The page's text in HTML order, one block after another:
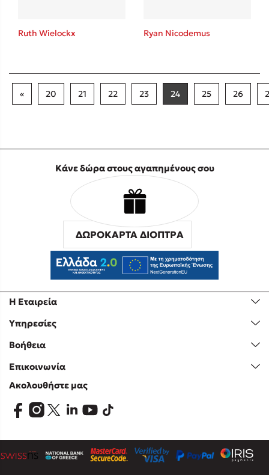
Ruth Wielockx Ryan Nicodemus
« 20 21 22 23 24 25 26
Η Εταιρεία
Υπηρεσίες
Βοήθεια
Επικοινωνία
Κάνε δώρα στους αγαπημένους σου
ΔΩΡΟΚΑΡΤΑ ΔΙΟΠΤΡΑ
Ακολουθήστε μας